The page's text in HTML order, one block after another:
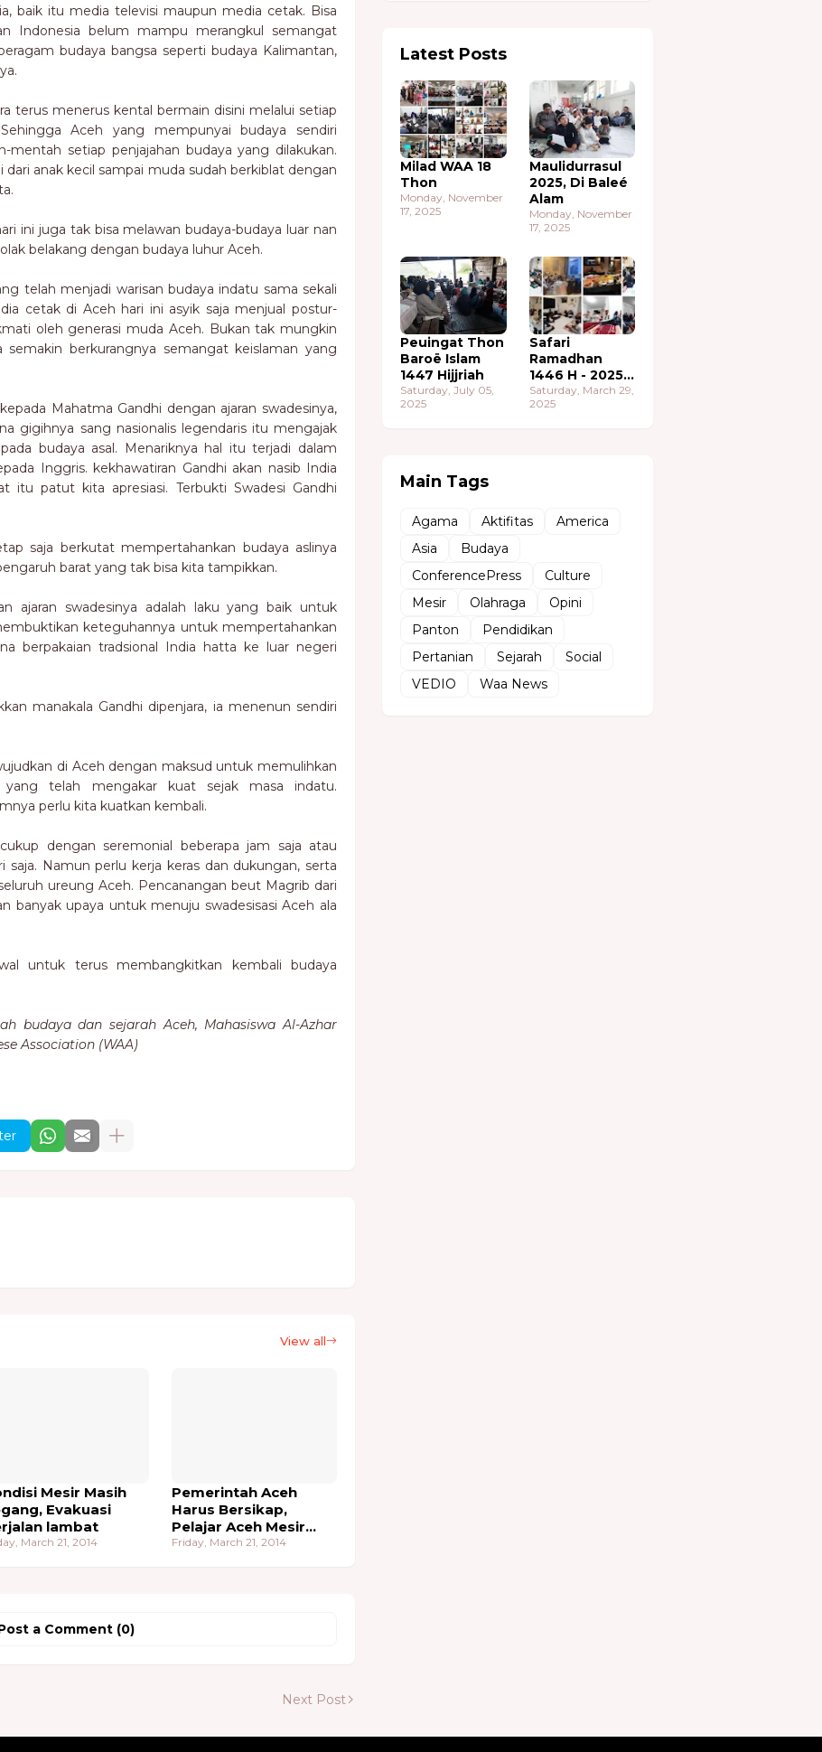
baik itu media televisi maupun media cetak. Bisa
Indonesia belum mampu merangkul semangat
budaya bangsa seperti budaya Kalimantan,
terus menerus kental bermain disini melalui setiap
Aceh yang mempunyai budaya sendiri
mentah setiap penjajahan budaya yang dilakukan.
anak kecil sampai muda sudah berkiblat dengan
ini juga tak bisa melawan budaya-budaya luar nan
belakang dengan budaya luhur Aceh.
telah menjadi warisan budaya indatu sama sekali
cetak di Aceh hari ini asyik saja menjual postur-
oleh generasi muda Aceh. Bukan tak mungkin
berkurangnya semangat keislaman yang
Mahatma Gandhi dengan ajaran swadesinya,
gigihnya sang nasionalis legendaris itu mengajak
budaya asal. Menariknya hal itu terjadi dalam
Inggris. kekhawatiran Gandhi akan nasib India
itu patut kita apresiasi. Terbukti Swadesi Gandhi
saja berkutat mempertahankan budaya aslinya
barat yang tak bisa kita tampikkan.
ajaran swadesinya adalah laku yang baik untuk
keteguhannya untuk mempertahankan
berpakaian tradsional India hatta ke luar negeri
manakala Gandhi dipenjara, ia menenun sendiri
di Aceh dengan maksud untuk memulihkan
yang telah mengakar kuat sejak masa indatu.
perlu kita kuatkan kembali.
dengan seremonial beberapa jam saja atau
saja. Namun perlu kerja keras dan dukungan, serta
ureung Aceh. Pencanangan beut Magrib dari
banyak upaya untuk menuju swadesisasi Aceh ala
untuk terus membangkitkan kembali budaya
budaya dan sejarah Aceh, Mahasiswa Al-Azhar
Association (WAA)
View all
Mesir Masih
Evakuasi
lambat
March 21, 2014
Pemerintah Aceh
Harus Bersikap,
Pelajar Aceh Mesir
Ingin Cepat di
Friday, March 21, 2014
a Comment (0)
Next Post
Latest Posts
Milad WAA 18
Thon
Monday, November
17, 2025
Maulidurrasul
2025, Di Baleé
Alam
Monday, November
17, 2025
Peuingat Thon
Baroë Islam
1447 Hijjriah
Saturday, July 05,
2025
Safari
Ramadhan
1446 H - 2025
M
Saturday, March 29,
2025
Main Tags
Agama Aktifitas
America
Asia
Budaya
ConferencePress
Culture
Mesir
Olahraga
Opini
Panton
Pendidikan
Pertanian
Sejarah
Social
VEDIO
Waa News